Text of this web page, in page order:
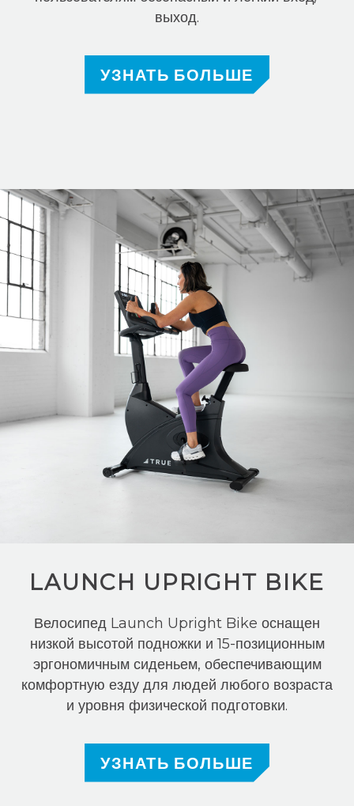
выход.
УЗНАТЬ БОЛЬШЕ
LAUNCH UPRIGHT BIKE
Велосипед Launch Upright Bike оснащен
низкой высотой подножки и 15-позиционным
эргономичным сиденьем, обеспечивающим
комфортную езду для людей любого возраста
и уровня физической подготовки.
УЗНАТЬ БОЛЬШЕ